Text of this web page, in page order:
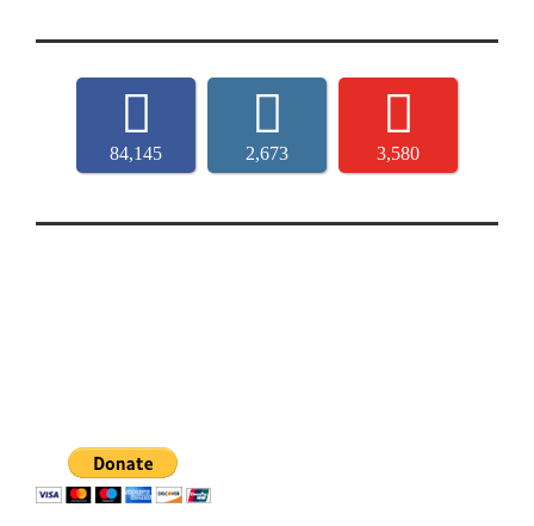
84,145 2,673 3,580